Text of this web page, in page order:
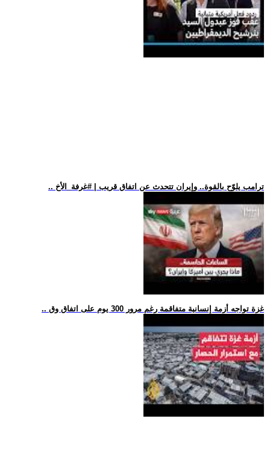
.. ترامب يلوّح بالقوة.. وإيران تتحدث عن اتفاق قريب | #غرفة_الأخ
.. غزة تواجه أزمة إنسانية متفاقمة رغم مرور 300 يوم على اتفاق وق